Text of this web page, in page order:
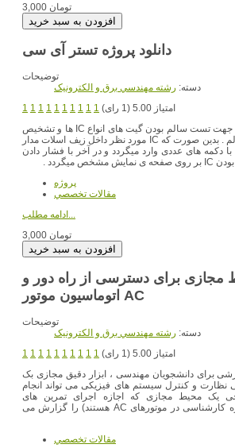
3,000 تومان
دانلود پروژه تستر آی سی
توضیحات
دسته: رشته مهندسي برق و الکترونيک
1 1 1 1 1 1 1 1 1 1
امتیاز 5.00 (1 رای)
پروژه ی حاضر مداری است جهت تست سالم بودن گیت های انواع IC ها و تشخیص
IC های خراب از IC های سالم . بدین صورت که IC مورد نظر داخل زیف اسلات مدار
قرار میگیرد و شماره ی IC با دکمه های عددی وارد میگردد و در آخر با فشار دادن
پروژه
مقالات تخصصي
3,000 تومان
مجازی برای دسترسی از راه دور و
اتوماسیون موتور AC
توضیحات
دسته: رشته مهندسي برق و الکترونيک
1 1 1 1 1 1 1 1 1 1
امتیاز 5.00 (1 رای)
برای دانشجویان مهندسی ، ابزار دقیق مجازی بک
نظارت و کنترل سیستم های فیزیکی می تواند انجام
یک محیط مجازی که اجازه اجرای تمرین های
آزمایشگاهی (که مکمل دوره کارشناسی در موتورهای AC هستند) را گزارش می
مقالات تخصصي